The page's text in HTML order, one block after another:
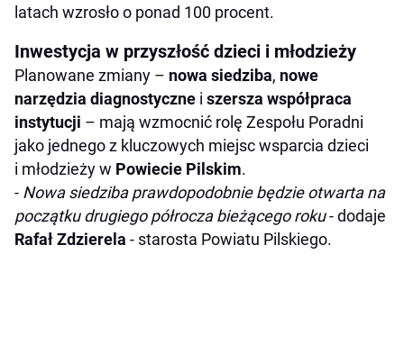
latach wzrosło o ponad 100 procent.
Inwestycja w przyszłość dzieci i młodzieży
Planowane zmiany – nowa siedziba, nowe
narzędzia diagnostyczne i szersza współpraca
instytucji – mają wzmocnić rolę Zespołu Poradni
jako jednego z kluczowych miejsc wsparcia dzieci
i młodzieży w Powiecie Pilskim.
- Nowa siedziba prawdopodobnie będzie otwarta na
początku drugiego półrocza bieżącego roku- dodaje
Rafał Zdzierela - starosta Powiatu Pilskiego.